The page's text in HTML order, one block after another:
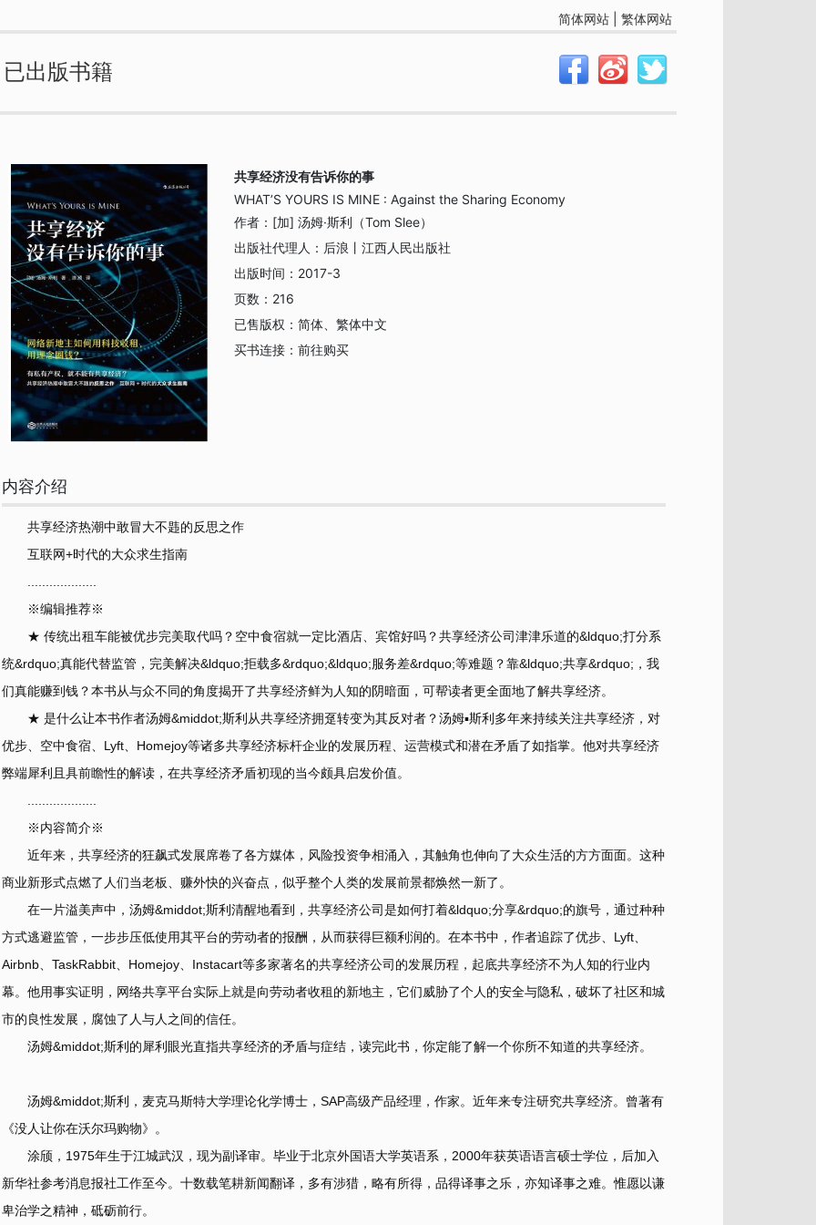
简体网站 繁体网站
已出版书籍
共享经济没有告诉你的事
WHAT’S YOURS IS MINE : Against the Sharing Economy
作者： [加] 汤姆·斯利（Tom Slee）
出版社代理人： 后浪丨江西人民出版社
出版时间： 2017-3
页数： 216
已售版权：简体、繁体中文
买书连接：前往购买
内容介绍
共享经济热潮中敢冒大不韪的反思之作
互联网+时代的大众求生指南
...................
※编辑推荐※
★ 传统出租车能被优步完美取代吗？空中食宿就一定比酒店、宾馆好吗？共享经济公司津津乐道的&ldquo;打分系
统&rdquo;真能代替监管，完美解决&ldquo;拒载多&rdquo;&ldquo;服务差&rdquo;等难题？靠&ldquo;共享&rdquo;，我
们真能赚到钱？本书从与众不同的角度揭开了共享经济鲜为人知的阴暗面，可帮读者更全面地了解共享经济。
★ 是什么让本书作者汤姆&middot;斯利从共享经济拥趸转变为其反对者？汤姆▪斯利多年来持续关注共享经济，对
优步、空中食宿、Lyft、Homejoy等诸多共享经济标杆企业的发展历程、运营模式和潜在矛盾了如指掌。他对共享经济
弊端犀利且具前瞻性的解读，在共享经济矛盾初现的当今颇具启发价值。
...................
※内容简介※
近年来，共享经济的狂飙式发展席卷了各方媒体，风险投资争相涌入，其触角也伸向了大众生活的方方面面。这种
商业新形式点燃了人们当老板、赚外快的兴奋点，似乎整个人类的发展前景都焕然一新了。
在一片溢美声中，汤姆&middot;斯利清醒地看到，共享经济公司是如何打着&ldquo;分享&rdquo;的旗号，通过种种
方式逃避监管，一步步压低使用其平台的劳动者的报酬，从而获得巨额利润的。在本书中，作者追踪了优步、Lyft、
Airbnb、TaskRabbit、Homejoy、Instacart等多家著名的共享经济公司的发展历程，起底共享经济不为人知的行业内
幕。他用事实证明，网络共享平台实际上就是向劳动者收租的新地主，它们威胁了个人的安全与隐私，破坏了社区和城
市的良性发展，腐蚀了人与人之间的信任。
汤姆&middot;斯利的犀利眼光直指共享经济的矛盾与症结，读完此书，你定能了解一个你所不知道的共享经济。
汤姆&middot;斯利，麦克马斯特大学理论化学博士，SAP高级产品经理，作家。近年来专注研究共享经济。曾著有
《没人让你在沃尔玛购物》。
涂颀，1975年生于江城武汉，现为副译审。毕业于北京外国语大学英语系，2000年获英语语言硕士学位，后加入
新华社参考消息报社工作至今。十数载笔耕新闻翻译，多有涉猎，略有所得，品得译事之乐，亦知译事之难。惟愿以谦
卑治学之精神，砥砺前行。